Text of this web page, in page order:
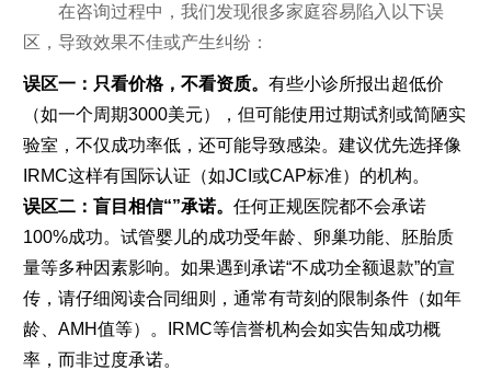
在咨询过程中，我们发现很多家庭容易陷入以下误
区，导致效果不佳或产生纠纷：
误区一：只看价格，不看资质。 有些小诊所报出超低价
（如一个周期3000美元），但可能使用过期试剂或简陋实
验室，不仅成功率低，还可能导致感染。建议优先选择像
IRMC这样有国际认证（如JCI或CAP标准）的机构。
误区二：盲目相信“”承诺。 任何正规医院都不会承诺
100%成功。试管婴儿的成功受年龄、卵巢功能、胚胎质
量等多种因素影响。如果遇到承诺“不成功全额退款”的宣
传，请仔细阅读合同细则，通常有苛刻的限制条件（如年
龄、AMH值等）。IRMC等信誉机构会如实告知成功概
率，而非过度承诺。